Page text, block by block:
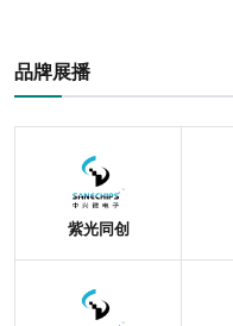
品牌展播
紫光同创